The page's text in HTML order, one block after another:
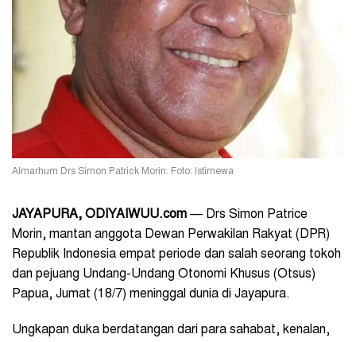
Almarhum Drs Simon Patrick Morin. Foto: Istimewa
JAYAPURA, ODIYAIWUU.com — Drs Simon Patrice
Morin, mantan anggota Dewan Perwakilan Rakyat (DPR)
Republik Indonesia empat periode dan salah seorang tokoh
dan pejuang Undang-Undang Otonomi Khusus (Otsus)
Papua, Jumat (18/7) meninggal dunia di Jayapura.
Ungkapan duka berdatangan dari para sahabat, kenalan,